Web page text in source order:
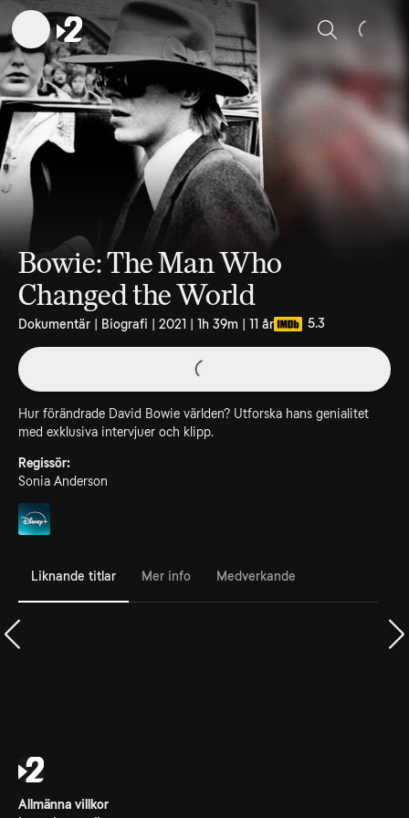
Sök
Bowie: The Man Who
Changed the World
Dokumentär | Biografi | 2021 | 1h 39m | 11 år 5.3
Hur förändrade David Bowie världen? Utforska hans genialitet
med exklusiva intervjuer och klipp.
Regissör:
Sonia Anderson
Liknande titlar Mer info Medverkande
Allmänna villkor